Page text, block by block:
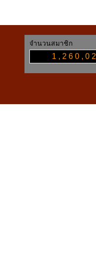
จำนวนสมาชิก